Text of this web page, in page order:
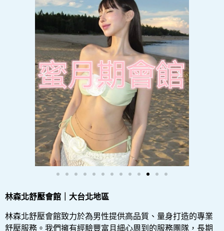
林森北舒壓會館｜大台北地區
林森北舒壓會館致力於為男性提供高品質、量身打造的專業
舒壓服務。我們擁有經驗豐富且細心周到的服務團隊，長期